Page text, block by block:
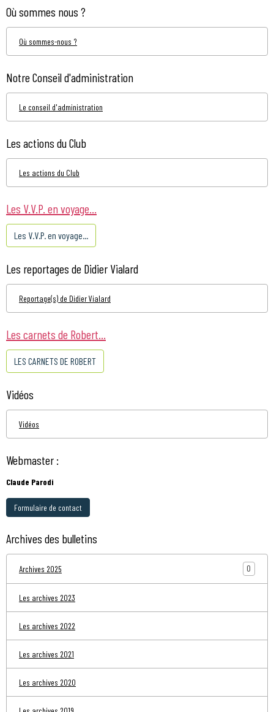
Où sommes nous ?
Où sommes-nous ?
Notre Conseil d'administration
Le conseil d'administration
Les actions du Club
Les actions du Club
Les V.V.P. en voyage...
Les V.V.P. en voyage...
Les reportages de Didier Vialard
Reportage(s) de Didier Vialard
Les carnets de Robert...
LES CARNETS DE ROBERT
Vidéos
Vidéos
Webmaster :
Claude Parodi
Formulaire de contact
Archives des bulletins
Archives 2025 0
Les archives 2023
Les archives 2022
Les archives 2021
Les archives 2020